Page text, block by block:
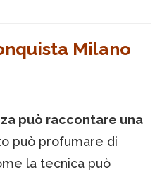
Milano
può raccontare una
può profumare di
la tecnica può